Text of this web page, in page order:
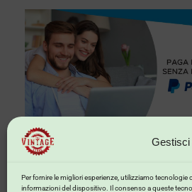
Per fornire le migliori esperienze, utilizziamo tecnologie
informazioni del dispositivo. Il consenso a queste